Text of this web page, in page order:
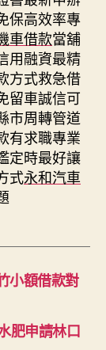
保高效率專
車借款當舖
用融資最精
方式救急借
留車誠信可
市周轉管道
有求職專業
定時最好讓
式永和汽車
小額借款對
肥申請林口